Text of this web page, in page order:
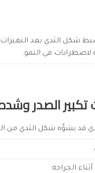
شكل الثدي بعد التغيرات
لاضطرابات في النمو.
الصدر
قد يشوِّه شكل الثدي من
الجراحة